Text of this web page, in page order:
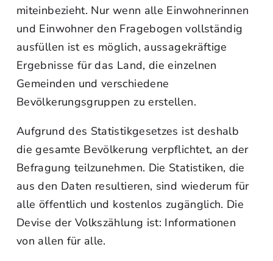
miteinbezieht. Nur wenn alle Einwohnerinnen
und Einwohner den Fragebogen vollständig
ausfüllen ist es möglich, aussagekräftige
Ergebnisse für das Land, die einzelnen
Gemeinden und verschiedene
Bevölkerungsgruppen zu erstellen.
Aufgrund des Statistikgesetzes ist deshalb
die gesamte Bevölkerung verpflichtet, an der
Befragung teilzunehmen. Die Statistiken, die
aus den Daten resultieren, sind wiederum für
alle öffentlich und kostenlos zugänglich. Die
Devise der Volkszählung ist: Informationen
von allen für alle.